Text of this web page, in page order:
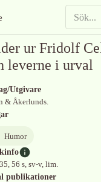
ur Fridolf
leverne i urval
Utgivare
& Åkerlunds.
Humor
56 s, sv-v, lim.
publikationer